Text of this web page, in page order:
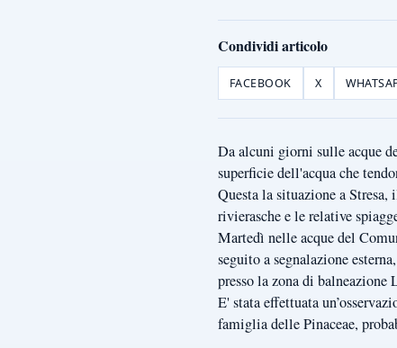
Condividi articolo
FACEBOOK X
Da alcuni giorni sulle acque
superficie dell'acqua che
Questa la situazione a
rivierasche e le relative
Martedì nelle acque del
seguito a segnalazione
presso la zona di
E' stata effettuata
famiglia delle Pinaceae,